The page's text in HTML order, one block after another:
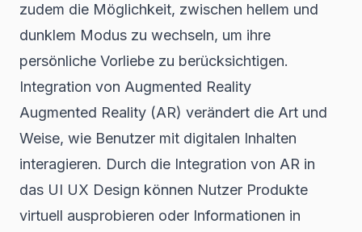
zudem die Möglichkeit, zwischen hellem und
dunklem Modus zu wechseln, um ihre
persönliche Vorliebe zu berücksichtigen.
Integration von Augmented Reality
Augmented Reality (AR) verändert die Art und
Weise, wie Benutzer mit digitalen Inhalten
interagieren. Durch die Integration von AR in
das UI UX Design können Nutzer Produkte
virtuell ausprobieren oder Informationen in